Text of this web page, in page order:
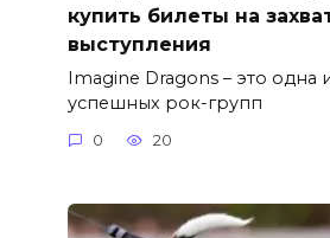
купить билеты на
выступления
Imagine Dragons – это одна
успешных рок-групп
0 20